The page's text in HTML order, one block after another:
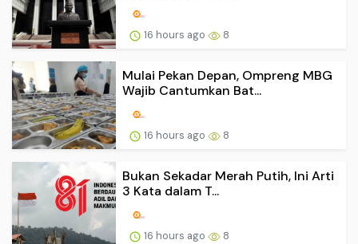
16 hours ago 8
Mulai Pekan Depan, Ompreng MBG
Wajib Cantumkan Bat...
16 hours ago 8
Bukan Sekadar Merah Putih, Ini Arti
3 Kata dalam T...
16 hours ago 8